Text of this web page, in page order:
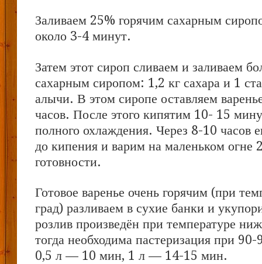
Заливаем 25% горячим сахарным
около 3-4 минут.
Затем этот сироп сливаем и заливаем
сахарным сиропом: 1,2 кг сахара и 1
алычи. В этом сиропе оставляем
часов. После этого кипятим 10- 15
полного охлаждения. Через 8-10 часов
до кипения и варим на маленьком огне
готовности.
Готовое варенье очень горячим (при
град) разливаем в сухие банки и
розлив произведён при температуре
тогда необходима пастеризация при 90-
0,5 л — 10 мин, 1 л — 14-15 мин.